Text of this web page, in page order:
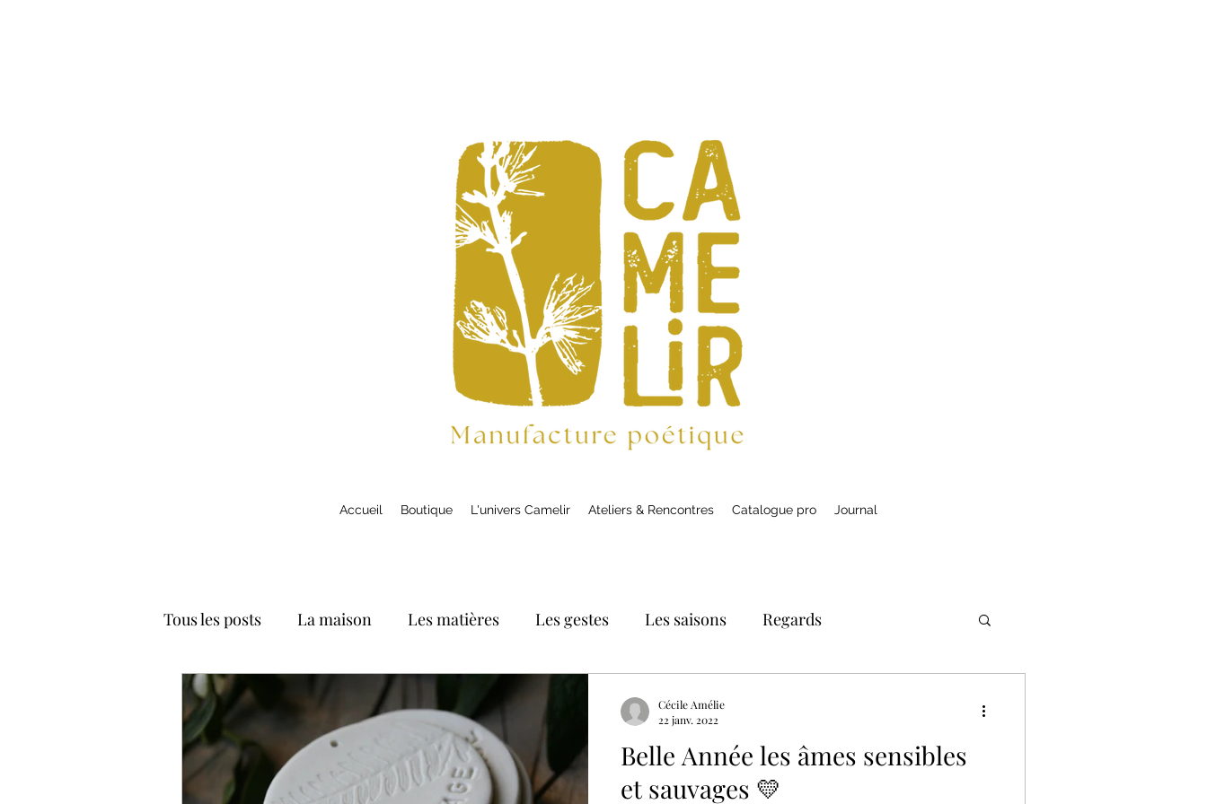
Accueil Boutique L'univers Camelir Ateliers & Rencontres Catalogue pro Journal
Tous les posts La maison Les matières Les gestes Les saisons Regards
Belle Année les âmes sensibles
et sauvages 💛
Cécile Amélie
22 janv. 2022